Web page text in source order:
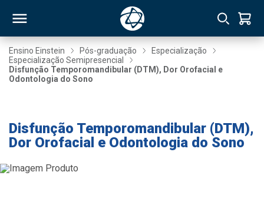
Ensino Einstein Pós-graduação
Especialização
Especialização Semipresencial
Disfunção Temporomandibular (DTM), Dor Orofacial e
Odontologia do Sono
Disfunção Temporomandibular (DTM),
Dor Orofacial e Odontologia do Sono